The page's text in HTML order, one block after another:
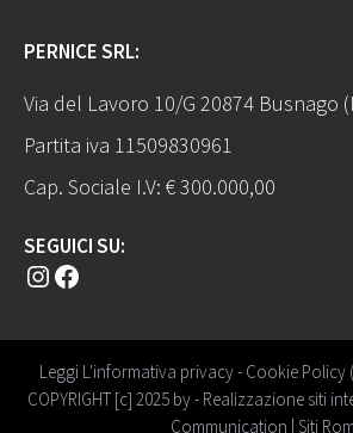
PERNICE SRL:
Via del Lavoro 10/G 20874 Busnago
Partita iva 11509830961
Cap. Sociale I.V: € 300.000,00
SEGUICI SU:
Instagram Facebook
Leggi L'informativa privacy- Cookie Policy
COPYRIGHT [c] 2025 by - Realizzazione siti
Communication | Siti